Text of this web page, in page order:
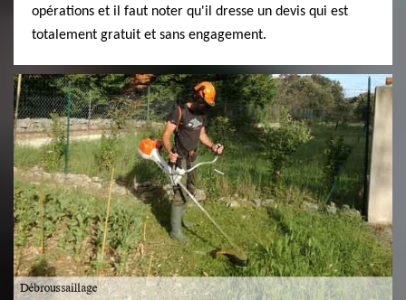
opérations et il faut noter qu'il dresse un devis qui est
totalement gratuit et sans engagement.